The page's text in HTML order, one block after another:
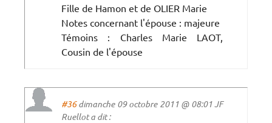
Fille de Hamon et de OLIER Marie
Notes concernant l'épouse : majeure
Témoins : Charles Marie LAOT,
Cousin de l'épouse
#36dimanche 09 octobre 2011 @ 08:01 JF
Ruellot a dit :